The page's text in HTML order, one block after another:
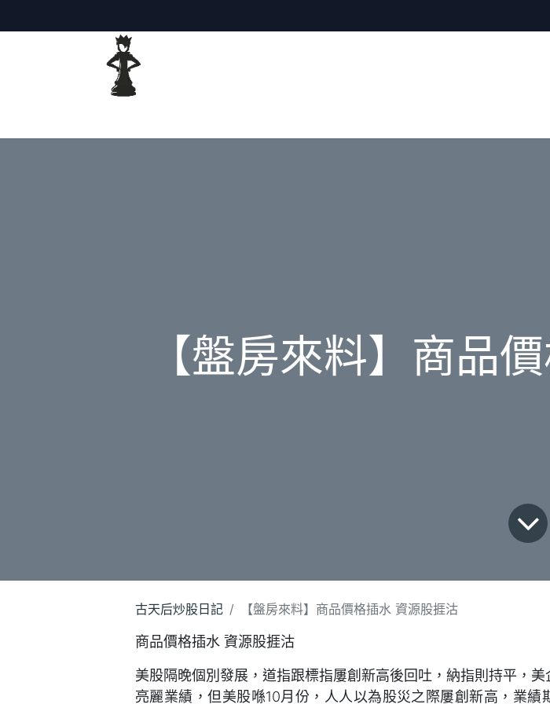
【盤房來料】商品
古天后炒股日記 【盤房來料】商品價格插水 資源股捱沽
商品價格插水 資源股捱沽
美股隔晚個別發展，道指跟標指屢創新高後回吐，納指則持平，
亮麗業績，但美股喺10月份，人人以為股災之際屢創新高，業績